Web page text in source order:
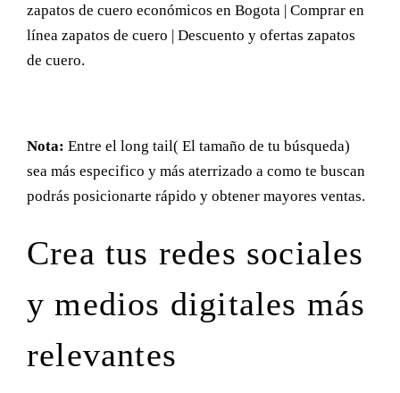
zapatos de cuero económicos en Bogota | Comprar en
línea zapatos de cuero | Descuento y ofertas zapatos
de cuero.
Nota: Entre el long tail( El tamaño de tu búsqueda)
sea más especifico y más aterrizado a como te buscan
podrás posicionarte rápido y obtener mayores ventas.
Crea tus redes sociales
y medios digitales más
relevantes